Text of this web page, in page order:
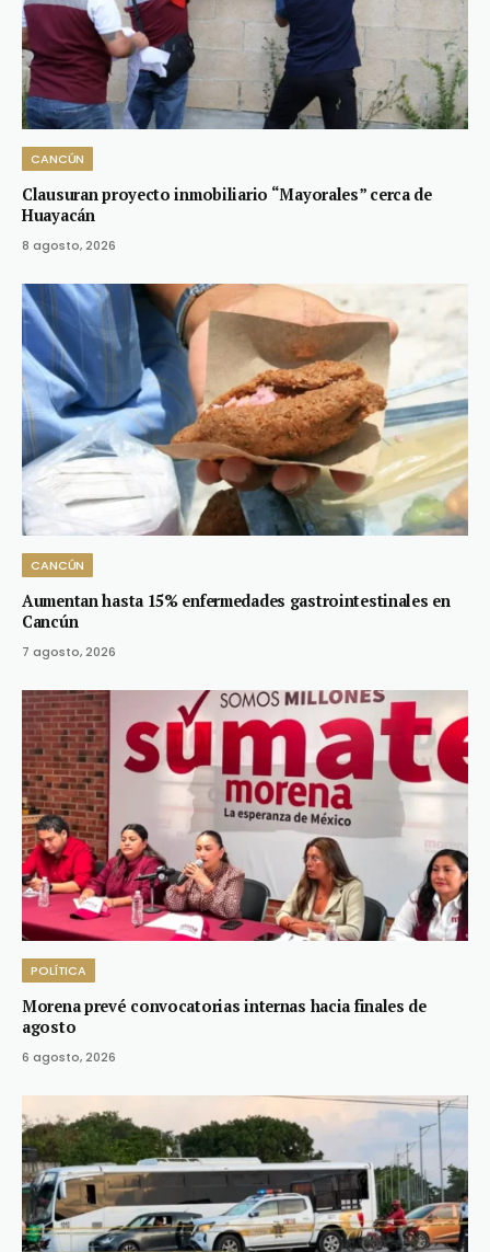
CANCÚN
Clausuran proyecto inmobiliario “Mayorales” cerca de
Huayacán
8 agosto, 2026
CANCÚN
Aumentan hasta 15% enfermedades gastrointestinales en
Cancún
7 agosto, 2026
POLÍTICA
Morena prevé convocatorias internas hacia finales de
agosto
6 agosto, 2026